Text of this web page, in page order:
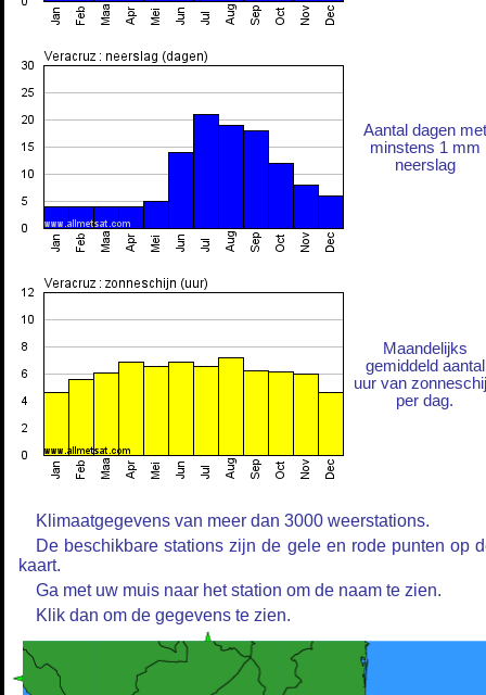
Aantal dagen met
minstens 1 mm
neerslag
Maandelijks
gemiddeld aantal
uur van
per dag.
Klimaatgegevens van meer dan 3000 weerstations.
De beschikbare stations zijn de gele en rode punten op
kaart.
Ga met uw muis naar het station om de naam te zien.
Klik dan om de gegevens te zien.